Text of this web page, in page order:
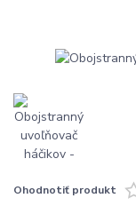
Ohodnotiť produkt